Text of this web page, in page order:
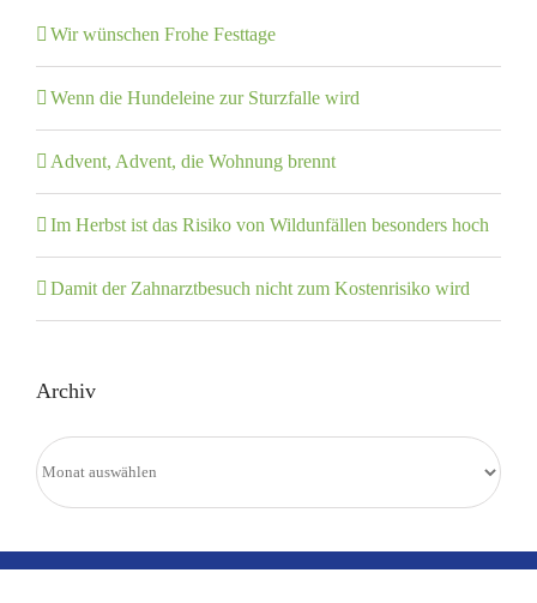
Wir wünschen Frohe Festtage
Wenn die Hundeleine zur Sturzfalle wird
Advent, Advent, die Wohnung brennt
Im Herbst ist das Risiko von Wildunfällen besonders hoch
Damit der Zahnarztbesuch nicht zum Kostenrisiko wird
Archiv
Archiv